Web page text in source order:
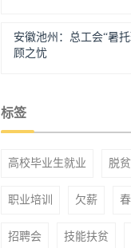
安徽池州：总工会“暑
顾之忧
标签
高校毕业生就业 脱
职业培训 欠薪
招聘会 技能扶贫